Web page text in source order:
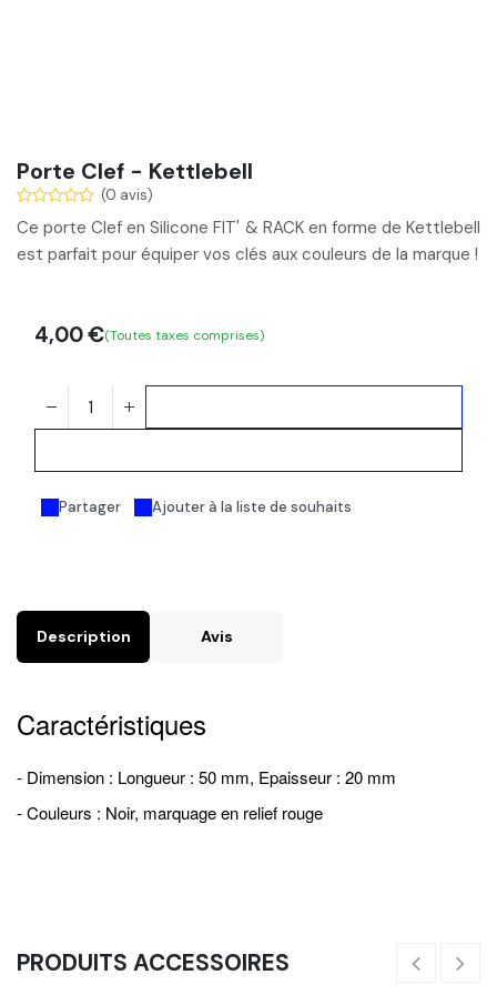
Porte Clef - Kettlebell
(0 avis)
Ce porte Clef en Silicone FIT' & RACK en forme de Kettlebell
est parfait pour équiper vos clés aux couleurs de la marque !
Partager Ajouter à la liste de souhaits
4,00€(Toutes taxes comprises)
Description Avis
Caractéristiques
- Dimension : Longueur : 50 mm, Epaisseur : 20 mm
- Couleurs : Noir, marquage en relief rouge
PRODUITS ACCESSOIRES